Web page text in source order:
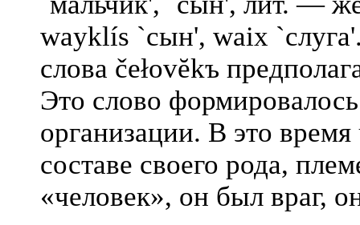
wayklís `сын', waix `слуга
слова čełovĕkъ
Это слово
организации. В это
составе своего рода,
«человек», он был враг,